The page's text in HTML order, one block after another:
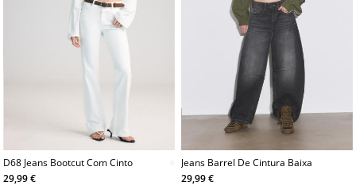
D68 Jeans Bootcut Com Cinto
29,99 €
Jeans Barrel De Cintura Baixa
29,99 €